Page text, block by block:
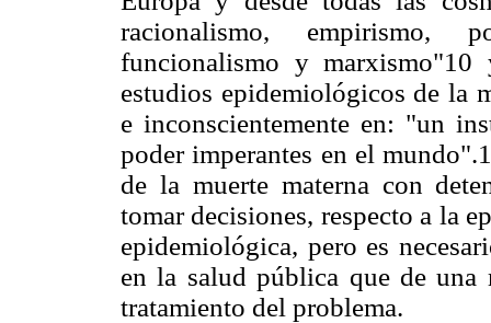
racionalismo, empirismo,
funcionalismo y
estudios epidemiológicos de la
e inconscientemente en: "un
poder imperantes en el
de la muerte materna con
tomar decisiones, respecto a la
epidemiológica, pero es
en la salud pública que de
tratamiento del problema.